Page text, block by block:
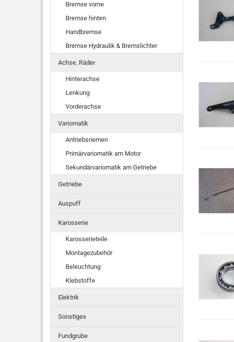
Bremse vorne
Bremse hinten
Handbremse
Bremse Hydraulik & Bremslichter
Achse, Räder
Hinterachse
Lenkung
Vorderachse
Variomatik
Antriebsriemen
Primärvariomatik am Motor
Sekundärvariomatik am Getriebe
Getriebe
Auspuff
Karosserie
Karosserieteile
Montagezubehör
Beleuchtung
Klebstoffe
Elektrik
Sonstiges
Fundgrube